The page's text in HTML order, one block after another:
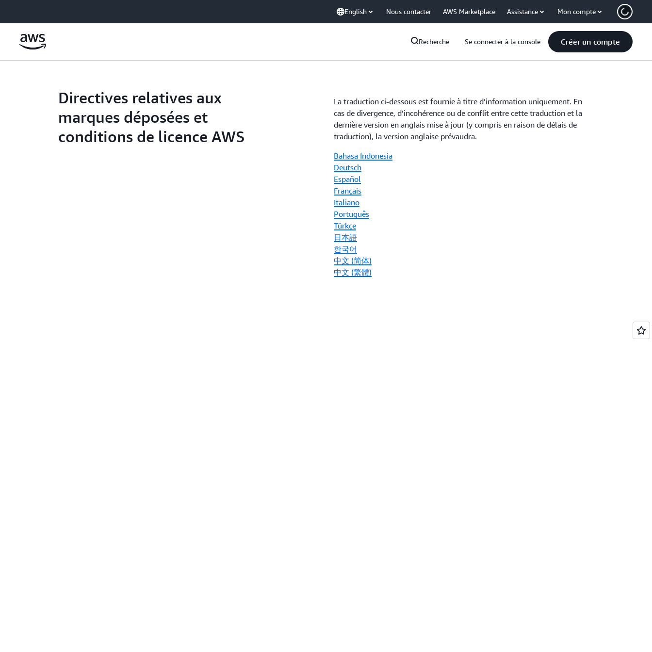
English Nous contacter AWS Marketplace Assistance Mon compte
Recherche Se connecter à la console Créer un compte
Directives relatives aux
marques déposées et
conditions de licence AWS
La traduction ci-dessous est fournie à titre d’information uniquement. En
cas de divergence, d’incohérence ou de conflit entre cette traduction et la
dernière version en anglais mise à jour (y compris en raison de délais de
traduction), la version anglaise prévaudra.
Bahasa Indonesia
Deutsch
Español
Français
Italiano
Português
Türkçe
日本語
한국어
中文 (简体)
中文 (繁體)